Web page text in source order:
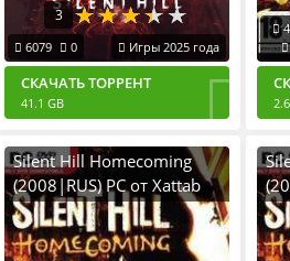
3
6079 0 Игры 2025 года
СКАЧАТЬ ТОРРЕНТ
41.1 GB
Silent Hill Homecoming
(2008|RUS) PC от Xattab